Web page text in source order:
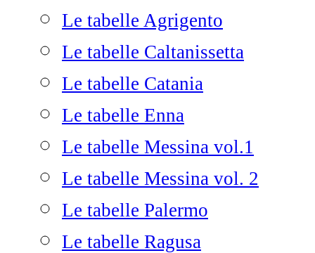
Le tabelle Agrigento
Le tabelle Caltanissetta
Le tabelle Catania
Le tabelle Enna
Le tabelle Messina vol.1
Le tabelle Messina vol. 2
Le tabelle Palermo
Le tabelle Ragusa